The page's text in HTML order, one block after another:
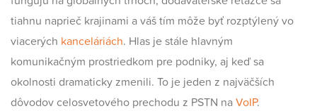
tiahnu naprieč krajinami a váš tím môže byť rozptýlený vo
viacerých kanceláriách. Hlas je stále hlavným
komunikačným prostriedkom pre podniky, aj keď sa
okolnosti dramaticky zmenili. To je jeden z najväčších
dôvodov celosvetového prechodu z PSTN naVoIP.